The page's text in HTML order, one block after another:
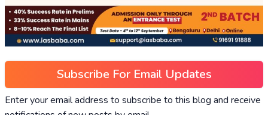
Subscribe For Email Updates
Enter your email address to subscribe to this blog and receive